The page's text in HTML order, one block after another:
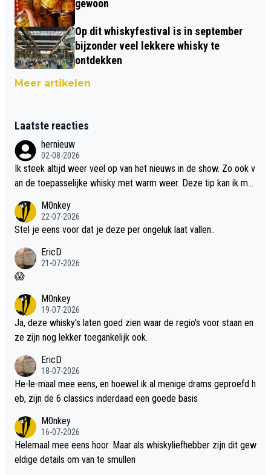
gewoon
Op dit whiskyfestival is in september
bijzonder veel lekkere whisky te
ontdekken
Meer artikelen
Laatste reacties
hernieuw
02-08-2026
Ik steek altijd weer veel op van het nieuws in de show. Zo ook v
an de toepasselijke whisky met warm weer. Deze tip kan ik met
M0nkey
22-07-2026
Stel je eens voor dat je deze per ongeluk laat vallen..
EricD
21-07-2026
😱
M0nkey
19-07-2026
Ja, deze whisky's laten goed zien waar de regio's voor staan en
ze zijn nog lekker toegankelijk ook.
EricD
18-07-2026
He-le-maal mee eens, en hoewel ik al menige drams geproefd h
eb, zijn de 6 classics inderdaad een goede basis
M0nkey
16-07-2026
Helemaal mee eens hoor. Maar als whiskyliefhebber zijn dit gew
eldige details om van te smullen